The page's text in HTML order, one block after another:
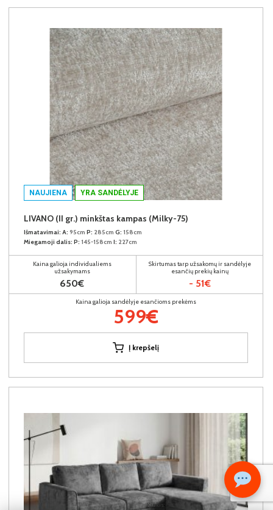
Kiekis:
NAUJIENA YRA SANDĖLYJE
LIVANO (II gr.) minkštas kampas (Milky-75)
Išmatavimai: A: 95cm P: 285cm G: 158cm
Miegamoji dalis: P: 145-158cm I: 227cm
Kaina galioja individualiems
užsakymams
650€
Skirtumas tarp užsakomų ir sandėlyje
esančių prekių kainų
- 51€
Kaina galioja sandėlyje esančioms prekėms
599€
Į krepšelį